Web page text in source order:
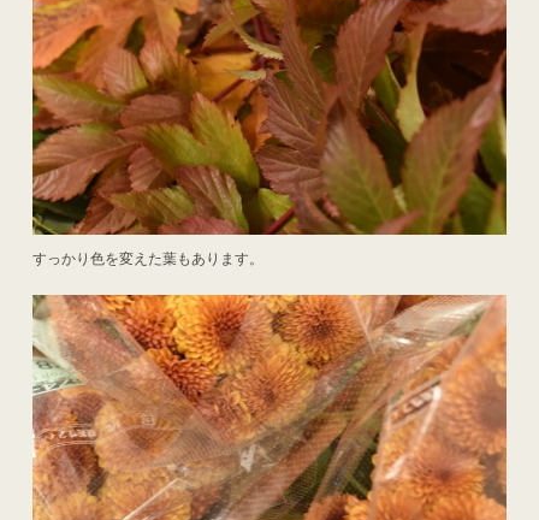
すっかり色を変えた葉もあります。